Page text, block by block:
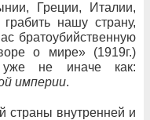
Греции, Италии,
нашу страну,
братоубийственную
о мире» (1919г.)
уже не иначе как:
империи.
страны внутренней и